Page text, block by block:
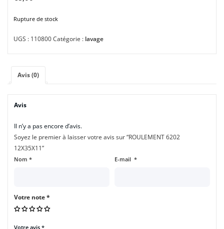
Rupture de stock
UGS : 110800Catégorie : lavage
Avis (0)
Avis
Il n’y a pas encore d’avis.
Soyez le premier à laisser votre avis sur “ROULEMENT 6202
12X35X11”
Nom * E-mail *
Votre note*
Votre avis *